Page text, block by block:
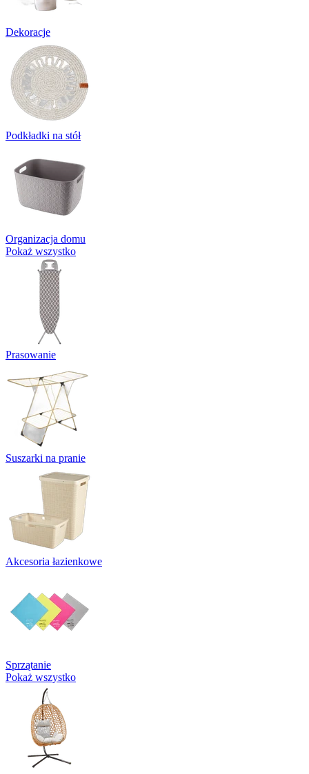
Dekoracje
Podkładki na stół
Organizacja domu
Pokaż wszystko
Prasowanie
Suszarki na pranie
Akcesoria łazienkowe
Sprzątanie
Pokaż wszystko